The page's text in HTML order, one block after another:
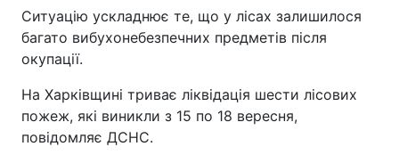
Ситуацію ускладнює те, що у лісах залишилося
багато вибухонебезпечних предметів після
окупації.
На Харківщині триває ліквідація шести лісових
пожеж, які виникли з 15 по 18 вересня,
повідомляє ДСНС.